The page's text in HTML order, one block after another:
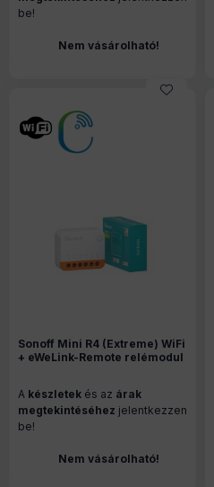
be!
Nem vásárolható!
Sonoff Mini R4 (Extreme) WiFi
+ eWeLink-Remote relémodul
A készletek és az árak
megtekintéséhez jelentkezzen
be!
Nem vásárolható!